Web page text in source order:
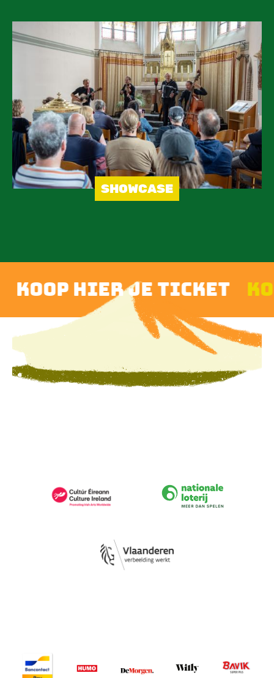
Image
SHOWCASE
hier je ticket koop
Image Image
Image
Image
Image Image Image Image